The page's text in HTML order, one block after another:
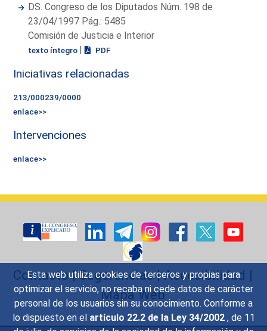
Esta web utiliza cookies de terceros y propias para
optimizar el servicio, no recaba ni cede datos de carácter
personal de los usuarios sin su conocimiento. Conforme a
lo dispuesto en el artículo 22.2 de la Ley 34/2002 , de 11
DS. Congreso de los Diputados Núm. 198 de
23/04/1997 Pág.: 5485
Comisión de Justicia e Interior
texto íntegro | PDF
Iniciativas relacionadas
213/000239/0000
enlace>>
Intervenciones
enlace>>
Contacto|Sugerencias|Accesibilidad |
Mapa Web